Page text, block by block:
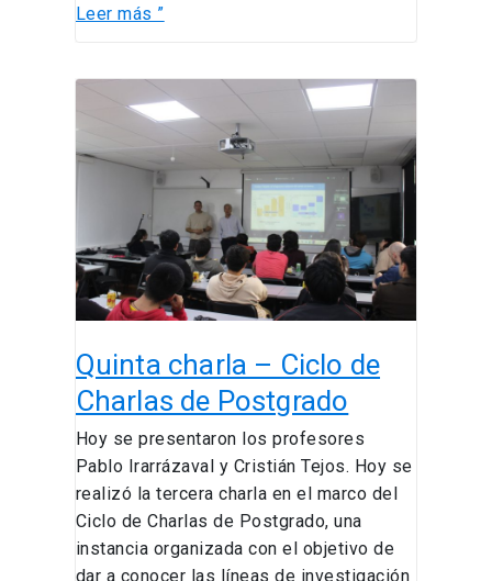
Leer más ”
Quinta charla – Ciclo de
Charlas de Postgrado
Hoy se presentaron los profesores
Pablo Irarrázaval y Cristián Tejos. Hoy se
realizó la tercera charla en el marco del
Ciclo de Charlas de Postgrado, una
instancia organizada con el objetivo de
dar a conocer las líneas de investigación
–
Charlas
de
Postgrado